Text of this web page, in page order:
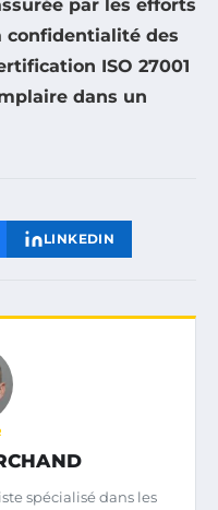
par les efforts
confidentialité des
ISO 27001
dans un
LINKEDIN
spécialisé dans les